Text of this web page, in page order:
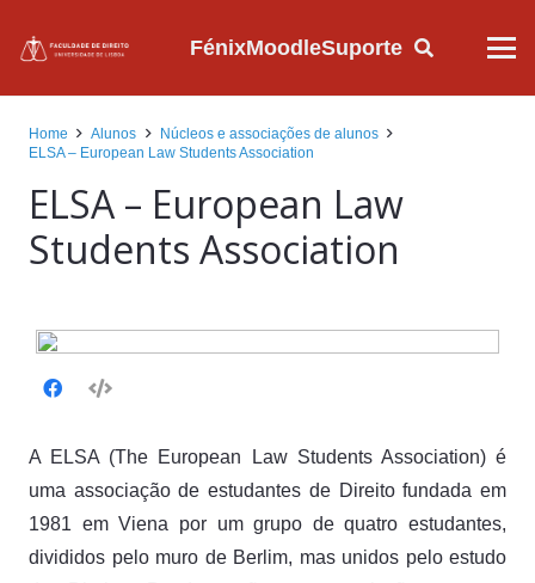
FénixMoodleSuporte
Home Alunos
Núcleos e associações de alunos
ELSA – European Law Students Association
ELSA – European Law
Students Association
A ELSA (The European Law Students Association) é
uma associação de estudantes de Direito fundada em
1981 em Viena por um grupo de quatro estudantes,
divididos pelo muro de Berlim, mas unidos pelo estudo